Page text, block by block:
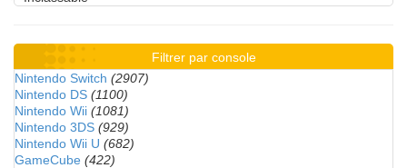
Filtrer par console
Nintendo Switch (2907)
Nintendo DS (1100)
Nintendo Wii (1081)
Nintendo 3DS (929)
Nintendo Wii U (682)
GameCube (422)